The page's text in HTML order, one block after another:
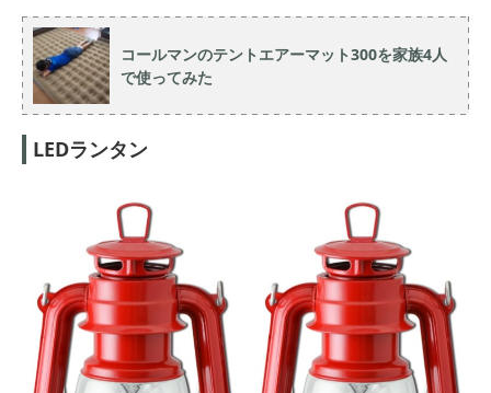
コールマンのテントエアーマット300を家族4人
で使ってみた
LEDランタン